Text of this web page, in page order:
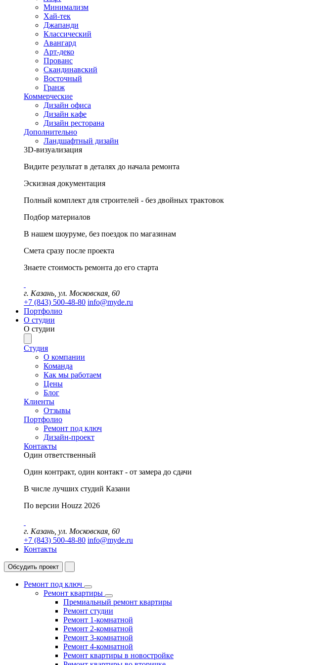
Минимализм
Хай-тек
Джапанди
Классический
Авангард
Арт-деко
Прованс
Скандинавский
Восточный
Гранж
Коммерческие
Дизайн офиса
Дизайн кафе
Дизайн ресторана
Дополнительно
Ландшафтный дизайн
3D-визуализация
Видите результат в деталях до начала ремонта
Эскизная документация
Полный комплект для строителей - без двойных трактовок
Подбор материалов
В нашем шоуруме, без поездок по магазинам
Смета сразу после проекта
Знаете стоимость ремонта до его старта
г. Казань, ул. Московская, 60
+7 (843) 500-48-80 info@myde.ru
Портфолио
О студии
О студии
Студия
О компании
Команда
Как мы работаем
Цены
Блог
Клиенты
Отзывы
Портфолио
Ремонт под ключ
Дизайн-проект
Контакты
Один ответственный
Один контракт, один контакт - от замера до сдачи
В числе лучших студий Казани
По версии Houzz 2026
г. Казань, ул. Московская, 60
+7 (843) 500-48-80 info@myde.ru
Контакты
Обсудить проект
Ремонт под ключ
Ремонт квартиры
Премиальный ремонт квартиры
Ремонт студии
Ремонт 1-комнатной
Ремонт 2-комнатной
Ремонт 3-комнатной
Ремонт 4-комнатной
Ремонт квартиры в новостройке